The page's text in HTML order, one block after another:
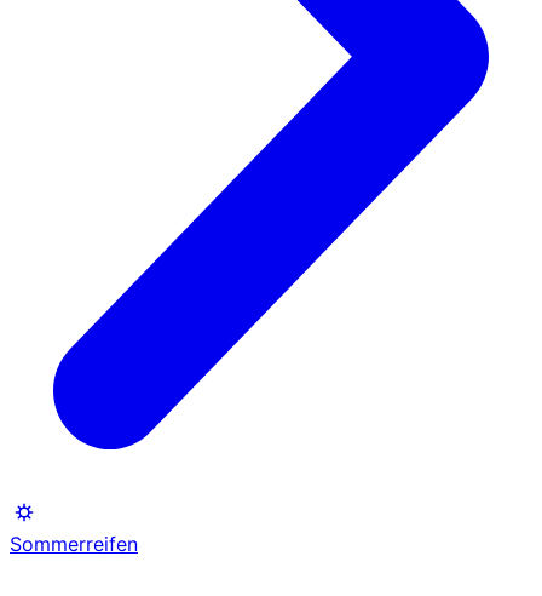
Sommerreifen